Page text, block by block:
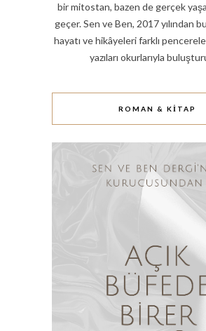
bir mitostan, bazen de gerçek
geçer. Sen ve Ben, 2017 yılından
hayatı ve hikâyeleri farklı
yazıları okurlarıyla
ROMAN & KITAP